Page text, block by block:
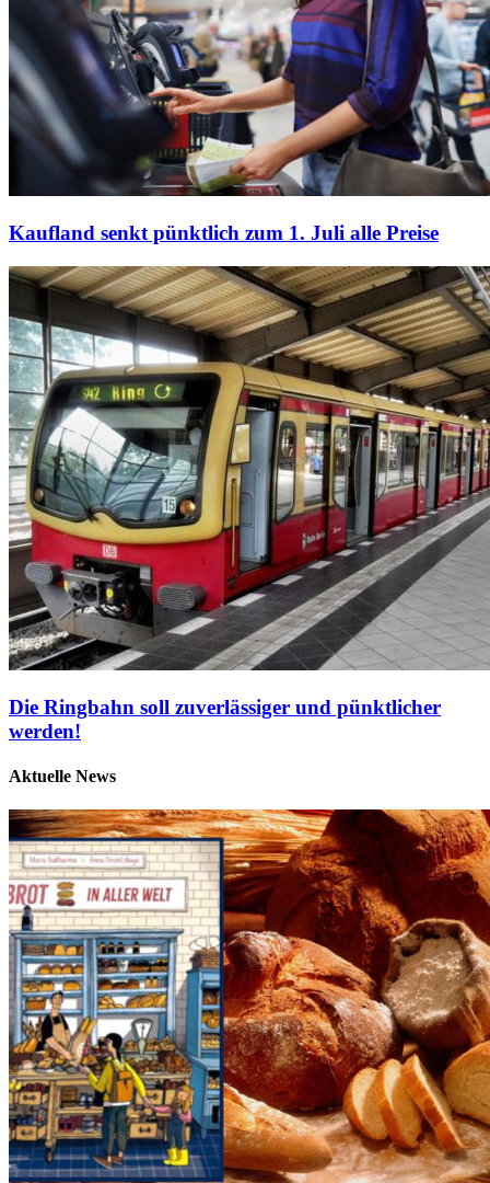
Kaufland senkt pünktlich zum 1. Juli alle Preise
Die Ringbahn soll zuverlässiger und pünktlicher
werden!
Aktuelle News